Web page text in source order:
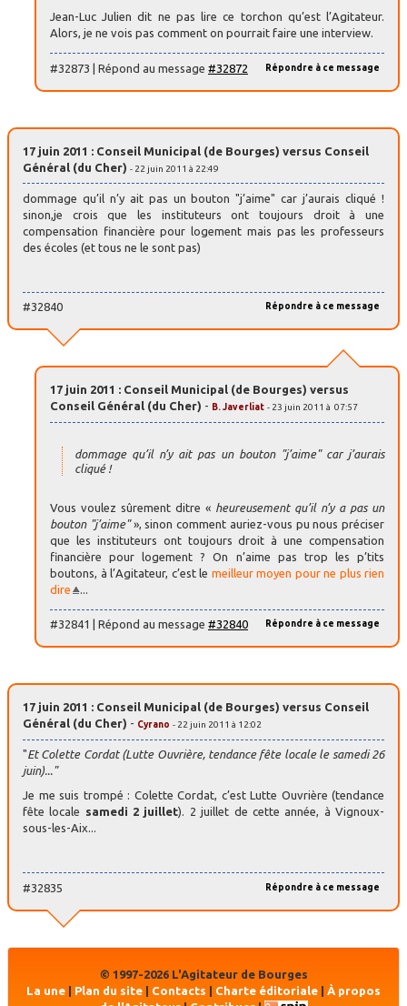
Jean-Luc Julien dit ne pas lire ce torchon qu’est l’Agitateur.
Alors, je ne vois pas comment on pourrait faire une interview.
Répondre à ce message
#32873 | Répond au message #32872
17 juin 2011 : Conseil Municipal (de Bourges) versus Conseil
Général (du Cher) - 22 juin 2011 à 22:49
dommage qu’il n’y ait pas un bouton "j’aime" car j’aurais cliqué !
sinon,je crois que les instituteurs ont toujours droit à une
compensation financière pour logement mais pas les professeurs
des écoles (et tous ne le sont pas)
Répondre à ce message
#32840
17 juin 2011 : Conseil Municipal (de Bourges) versus
Conseil Général (du Cher) - B. Javerliat - 23 juin 2011 à 07:57
dommage qu’il n’y ait pas un bouton "j’aime" car j’aurais
cliqué !
Vous voulez sûrement ditre « heureusement qu’il n’y a pas un
bouton "j’aime"», sinon comment auriez-vous pu nous préciser
que les instituteurs ont toujours droit à une compensation
financière pour logement ? On n’aime pas trop les p’tits
boutons, à l’Agitateur, c’est le meilleur moyen pour ne plus rien
dire
Répondre à ce message
#32841 | Répond au message #32840
17 juin 2011 : Conseil Municipal (de Bourges) versus Conseil
Général (du Cher) - Cyrano - 22 juin 2011 à 12:02
"Et Colette Cordat (Lutte Ouvrière, tendance fête locale le samedi 26
juin)..."
Je me suis trompé : Colette Cordat, c’est Lutte Ouvrière (tendance
fête locale samedi 2 juillet). 2 juillet de cette année, à Vignoux-
sous-les-Aix...
Répondre à ce message
#32835
© 1997-2026 L'Agitateur de Bourges
La une | Plan du site | Contacts | Charte éditoriale | À propos